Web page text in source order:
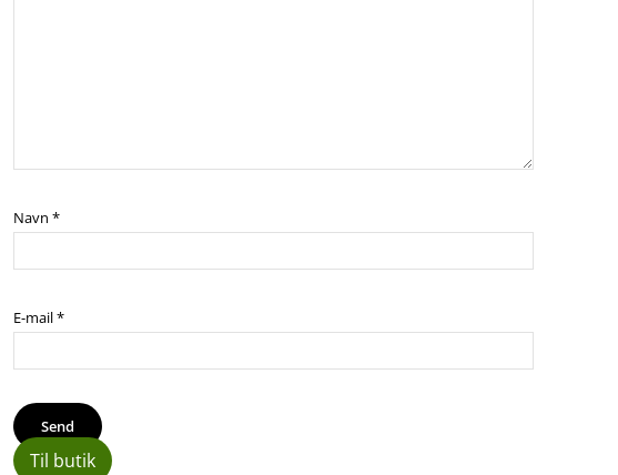
Navn*
E-mail*
Til butik